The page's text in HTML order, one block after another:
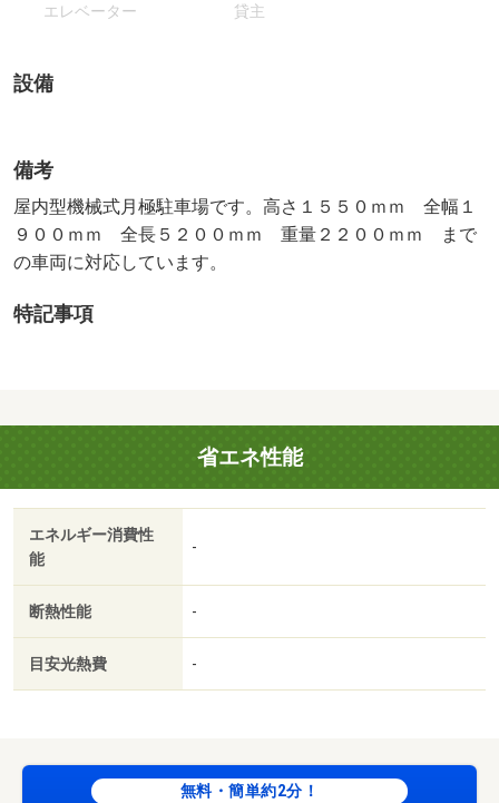
エレベーター 貸主
設備
備考
屋内型機械式月極駐車場です。高さ１５５０ｍｍ 全幅１
９００ｍｍ 全長５２００ｍｍ 重量２２００ｍｍ まで
の車両に対応しています。
特記事項
省エネ性能
エネルギー消費性
能
-
断熱性能 -
目安光熱費 -
無料・簡単約2分！